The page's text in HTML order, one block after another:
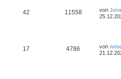
42 11558 von
17 4786 von